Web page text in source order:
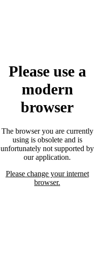
Please use a
modern
browser
The browser you are currently
using is obsolete and is
unfortunately not supported by
our application.
Please change your internet
browser.